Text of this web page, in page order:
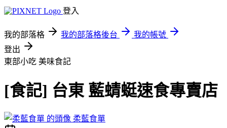
登入
我的部落格 我的部落格後台
我的帳號
登出
東部小吃 美味食記
[食記] 台東 藍蜻蜓速食專賣店
柔藍食單